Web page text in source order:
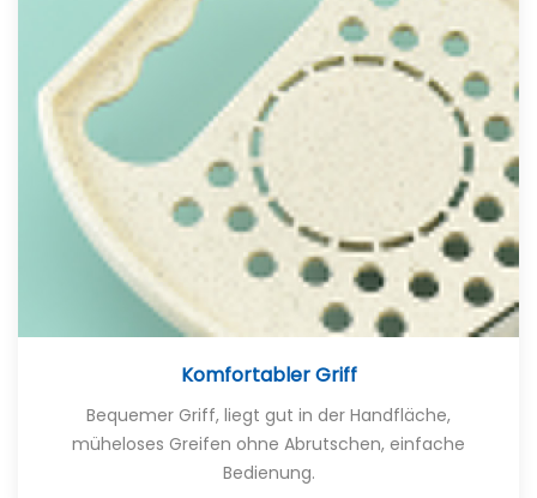
Komfortabler Griff
Bequemer Griff, liegt gut in der Handfläche,
müheloses Greifen ohne Abrutschen, einfache
Bedienung.